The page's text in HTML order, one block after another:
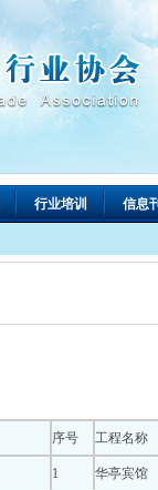
行业培训 信息
序号 工程名称
1 华亭宾馆